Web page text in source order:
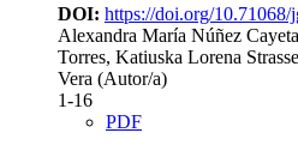
DOI: https://doi.org/10.71068/
Alexandra María Núñez
Torres, Katiuska Lorena
Vera (Autor/a)
1-16
PDF